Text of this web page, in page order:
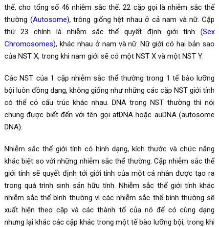
thể, cho tổng số 46 nhiễm sắc thể. 22 cặp gọi là nhiễm sắc thể
thường (Autosome), trông giống hệt nhau ở cả nam và nữ. Cặp
thứ 23 chính là nhiễm sắc thể quyết định giới tính (Sex
Chromosomes), khác nhau ở nam và nữ. Nữ giới có hai bản sao
của NST X, trong khi nam giới sẽ có một NST X và một NST Y.
Các NST của 1 cặp nhiễm sắc thể thường trong 1 tế bào lưỡng
bội luôn đồng dạng, không giống như những các cặp NST giới tính
có thể có cấu trúc khác nhau. DNA trong NST thường thì nói
chung được biết đến với tên gọi atDNA hoặc auDNA (autosome
DNA).
Nhiễm sắc thể giới tính có hình dạng, kích thước và chức năng
khác biệt so với những nhiễm sắc thể thường. Cặp nhiễm sắc thể
giới tính sẽ quyết định tới giới tính của một cá nhân được tạo ra
trong quá trình sinh sản hữu tính. Nhiễm sắc thể giới tính khác
nhiễm sắc thể bình thường vì các nhiễm sắc thể bình thường sẽ
xuất hiện theo cặp và các thành tố của nó để có cùng dạng
nhưng lại khác các cặp khác trong một tế bào lưỡng bội, trong khi